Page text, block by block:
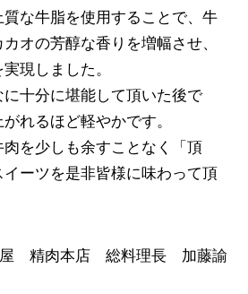
な牛脂を使用することで、牛
オの芳醇な香りを増幅させ、
現しました。
十分に堪能して頂いた後で
れるほど軽やかです。
を少しも余すことなく「頂
イーツを是非皆様に味わって頂
屋 精肉本店 総料理長 加藤諭